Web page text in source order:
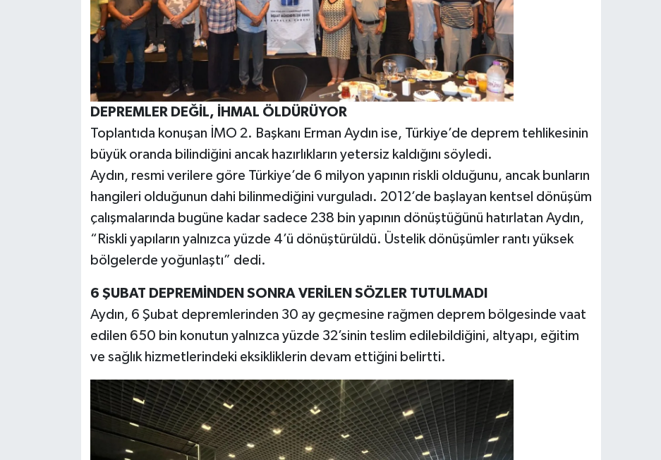
DEPREMLER DEĞİL, İHMAL ÖLDÜRÜYOR
Toplantıda konuşan İMO 2. Başkanı Erman Aydın ise, Türkiye’de deprem tehlikesinin
büyük oranda bilindiğini ancak hazırlıkların yetersiz kaldığını söyledi.
Aydın, resmi verilere göre Türkiye’de 6 milyon yapının riskli olduğunu, ancak bunların
hangileri olduğunun dahi bilinmediğini vurguladı. 2012’de başlayan kentsel dönüşüm
çalışmalarında bugüne kadar sadece 238 bin yapının dönüştüğünü hatırlatan Aydın,
“Riskli yapıların yalnızca yüzde 4’ü dönüştürüldü. Üstelik dönüşümler rantı yüksek
bölgelerde yoğunlaştı” dedi.
6 ŞUBAT DEPREMİNDEN SONRA VERİLEN SÖZLER TUTULMADI
Aydın, 6 Şubat depremlerinden 30 ay geçmesine rağmen deprem bölgesinde vaat
edilen 650 bin konutun yalnızca yüzde 32’sinin teslim edilebildiğini, altyapı, eğitim
ve sağlık hizmetlerindeki eksikliklerin devam ettiğini belirtti.